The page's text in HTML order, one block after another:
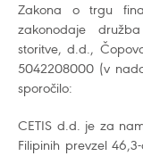
Zakona o trgu
zakonodaje
storitve, d.d.,
5042208000 (v
sporočilo:
CETIS d.d. je za
Filipinih prevzel